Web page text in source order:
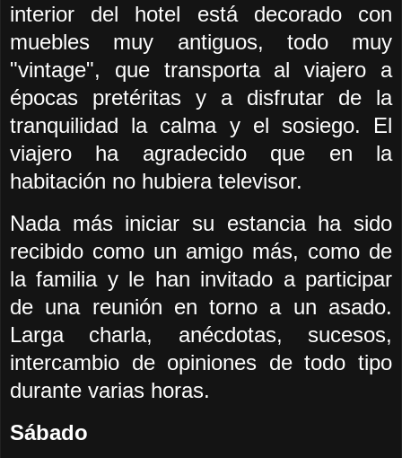
interior del hotel está decorado con
muebles muy antiguos, todo muy
"vintage", que transporta al viajero a
épocas pretéritas y a disfrutar de la
tranquilidad la calma y el sosiego. El
viajero ha agradecido que en la
habitación no hubiera televisor.
Nada más iniciar su estancia ha sido
recibido como un amigo más, como de
la familia y le han invitado a participar
de una reunión en torno a un asado.
Larga charla, anécdotas, sucesos,
intercambio de opiniones de todo tipo
durante varias horas.
Sábado